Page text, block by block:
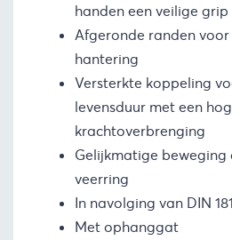
handen een veilige grip
Afgeronde randen
hantering
Versterkte koppeling
levensduur met een
krachtoverbrenging
Gelijkmatige beweging
veerring
In navolging van DIN
Met ophanggat